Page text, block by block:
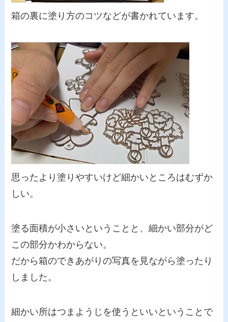
箱の裏に塗り方のコツなどが書かれています。
思ったより塗りやすいけど細かいところはむずか
しい。
塗る面積が小さいということと、細かい部分がど
この部分かわからない。
だから箱のできあがりの写真を見ながら塗ったり
しました。
細かい所はつまようじを使うといいということで